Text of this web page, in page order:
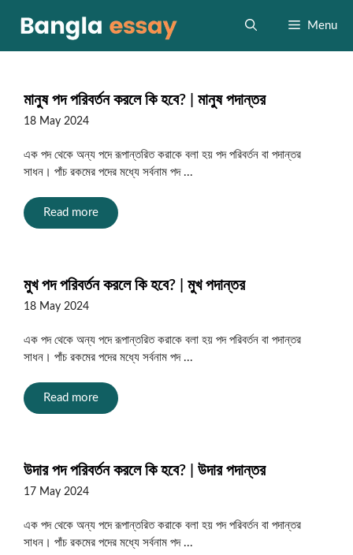
Menu
মানুষ পদ পরিবর্তন করলে কি হবে? | মানুষ পদান্তর
18 May 2024
এক পদ থেকে অন্য পদে রূপান্তরিত করাকে বলা হয় পদ পরিবর্তন বা পদান্তর
সাধন। পাঁচ রকমের পদের মধ্যে সর্বনাম পদ ...
Read more
মুখ পদ পরিবর্তন করলে কি হবে? | মুখ পদান্তর
18 May 2024
এক পদ থেকে অন্য পদে রূপান্তরিত করাকে বলা হয় পদ পরিবর্তন বা পদান্তর
সাধন। পাঁচ রকমের পদের মধ্যে সর্বনাম পদ ...
Read more
উদার পদ পরিবর্তন করলে কি হবে? | উদার পদান্তর
17 May 2024
এক পদ থেকে অন্য পদে রূপান্তরিত করাকে বলা হয় পদ পরিবর্তন বা পদান্তর
সাধন। পাঁচ রকমের পদের মধ্যে সর্বনাম পদ ...